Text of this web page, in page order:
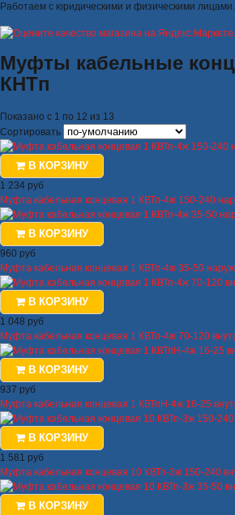
Работаем с юридическими и физическими лицами.
Муфты кабельные
КНТп
Показано с 1 по 12 из 13
Сортировать
В КОРЗИНУ
1 234 руб
Муфта кабельная концевая 1 КВТп-4ж 150-240
В КОРЗИНУ
960 руб
Муфта кабельная концевая 1 КВТп-4ж 35-50
В КОРЗИНУ
1 048 руб
Муфта кабельная концевая 1 КВТп-4ж 70-120
В КОРЗИНУ
937 руб
Муфта кабельная концевая 1 КВТпН-4ж 16-25
В КОРЗИНУ
1 581 руб
Муфта кабельная концевая 10 КВТп-3ж 150-240
В КОРЗИНУ